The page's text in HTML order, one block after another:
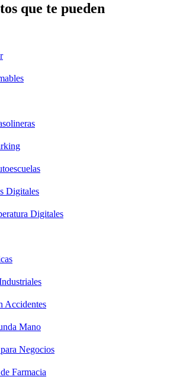
que te pueden
Digitales
Digitales
Accidentes
Mano
Negocios
Farmacia